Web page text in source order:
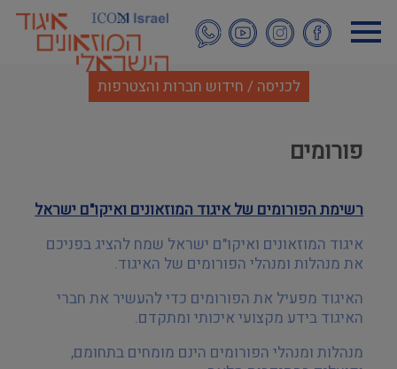
לתוכן
העיקרי
לכניסה / חידוש חברות והצטרפות
פורומים
רשימת הפורומים של איגוד המוזאונים ואיקו"ם ישראל
איגוד המוזאונים ואיקו"ם ישראל שמח להציג בפניכם
את מנהלות ומנהלי הפורומים של האיגוד.
האיגוד מפעיל את הפורומים כדי להעשיר את חברי
האיגוד בידע מקצועי איכותי ומתקדם.
מנהלות ומנהלי הפורומים הינם מומחים בתחומם,